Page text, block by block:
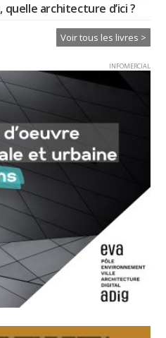
quelle architecture d’ici ?
Voir tous les livres >
INFOMERCIAL